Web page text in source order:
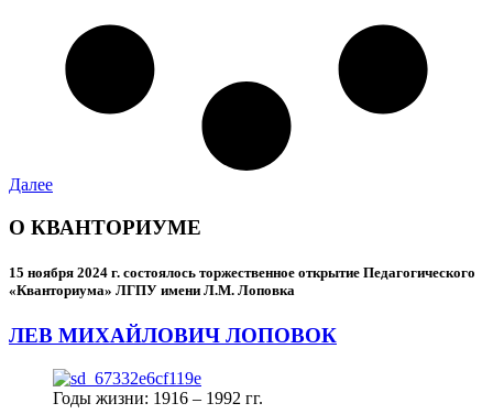
Далее
О КВАНТОРИУМЕ
15 ноября 2024 г. состоялось торжественное открытие Педагогического
«Кванториума» ЛГПУ имени Л.М. Лоповка
ЛЕВ МИХАЙЛОВИЧ ЛОПОВОК
Годы жизни: 1916 – 1992 гг.